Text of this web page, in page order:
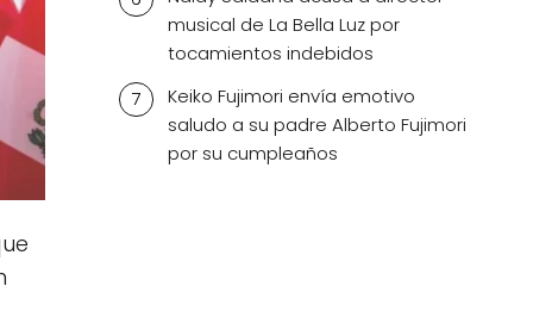
musical de La Bella Luz por
tocamientos indebidos
Keiko Fujimori envía emotivo
saludo a su padre Alberto Fujimori
por su cumpleaños